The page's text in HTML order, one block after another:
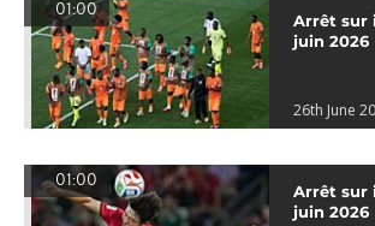
01:00
Arrêt sur
juin 2026
26th June
01:00
Arrêt sur
juin 2026